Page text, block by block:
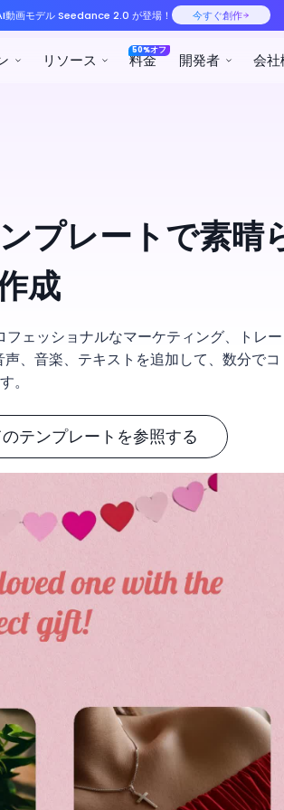
世界No.1のAI動画モ
プレートで素晴
成
ェッショナルなマーケティング、トレー
、音楽、テキストを追加して、数分でコ
。
テンプレートを参照する